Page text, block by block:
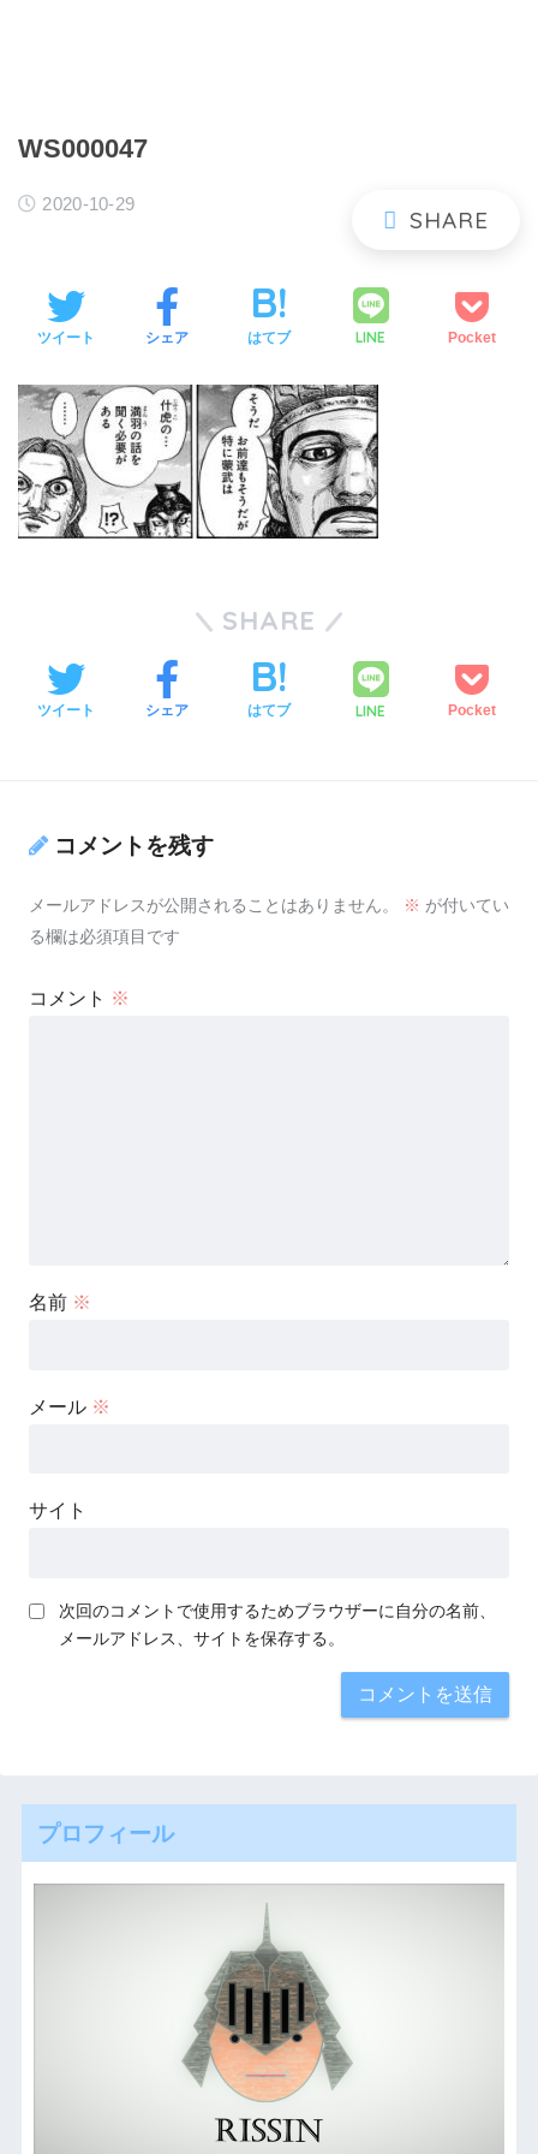
WS000047
2020-10-29
ツイート シェア はてブ LINE Pocket
SHARE
ツイート シェア はてブ LINE Pocket
コメントを残す
メールアドレスが公開されることはありません。 ※ が付いてい
る欄は必須項目です
コメント ※
名前 ※
メール ※
サイト
次回のコメントで使用するためブラウザーに自分の名前、
メールアドレス、サイトを保存する。
プロフィール